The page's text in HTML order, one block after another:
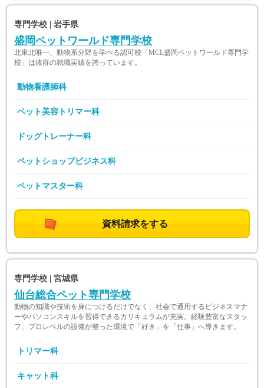
専門学校 | 岩手県
盛岡ペットワールド専門学校
北東北唯一、動物系分野を学べる認可校「MCL盛岡ペットワールド専門学
校」は抜群の就職実績を誇っています。
動物看護師科
ペット美容トリマー科
ドッグトレーナー科
ペットショップビジネス科
ペットマスター科
資料請求をする
専門学校 | 宮城県
仙台総合ペット専門学校
動物の知識や技術を身につけるだけでなく、社会で通用するビジネスマナ
ーやパソコンスキルを習得できるカリキュラムが充実。経験豊富なスタッ
フ、プロレベルの設備が整った環境で「好き」を「仕事」へ導きます。
トリマー科
キャット科